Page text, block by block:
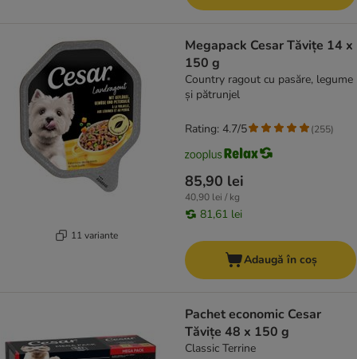
11 variante
Megapack Cesar Tăvițe 14 x
150 g
Country ragout cu pasăre, legume
și pătrunjel
85,90 lei
40,90 lei / kg
81,61 lei
Rating: 4.7/5 (255)
Adaugă în coș
Pachet economic Cesar
Tăvițe 48 x 150 g
Classic Terrine